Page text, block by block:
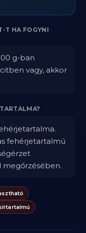
T HA FOGYNI
g-ban
vagy, akkor
fehérjetartalmú
megőrzésében.